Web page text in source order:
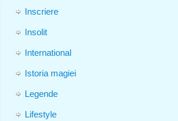
Inscriere
Insolit
International
Istoria magiei
Legende
Lifestyle